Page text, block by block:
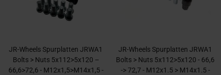
JR-Wheels Spurplatten JRWA1
Bolts > Nuts 5x112>5x120 –
66,6>72,6 - M12x1,5>M14x1,5 -
JR-Wheels Spurplatten JRWA1
Bolts > Nuts 5x112>5x120 - 66,6
-> 72,7 - M12x1.5 > M14x1.5 -